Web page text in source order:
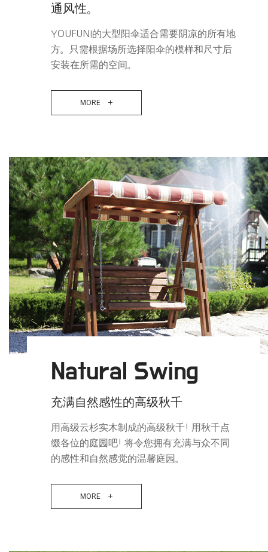
通风性。
YOUFUNI的大型阳伞适合需要阴凉的所有地
方。只需根据场所选择阳伞的模样和尺寸后
安装在所需的空间。
MORE
Natural Swing
充满自然感性的高级秋千
用高级云杉实木制成的高级秋千! 用秋千点
缀各位的庭园吧! 将令您拥有充满与众不同
的感性和自然感觉的温馨庭园。
MORE